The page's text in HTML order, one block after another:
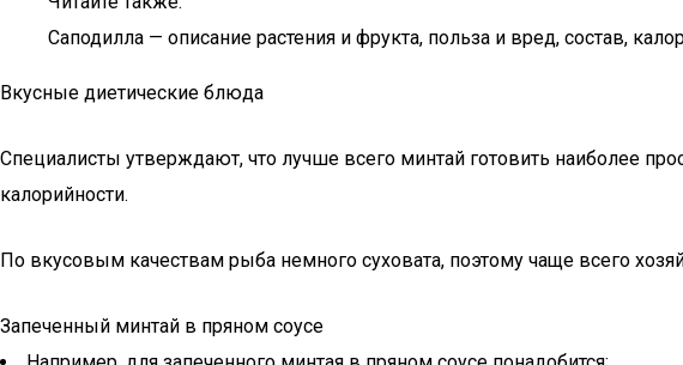
Саподилла — описание растения и фрукта, польза и вред, состав,
Вкусные диетические блюда
Специалисты утверждают, что лучше всего минтай готовить наиболее
калорийности.
По вкусовым качествам рыба немного суховата, поэтому чаще всего
Запеченный минтай в пряном соусе